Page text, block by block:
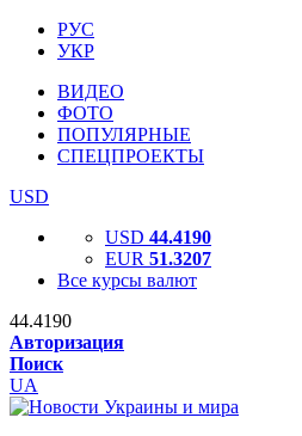
РУС
УКР
ВИДЕО
ФОТО
ПОПУЛЯРНЫЕ
СПЕЦПРОЕКТЫ
USD
USD 44.4190
EUR 51.3207
Все курсы валют
44.4190
Авторизация
Поиск
UA